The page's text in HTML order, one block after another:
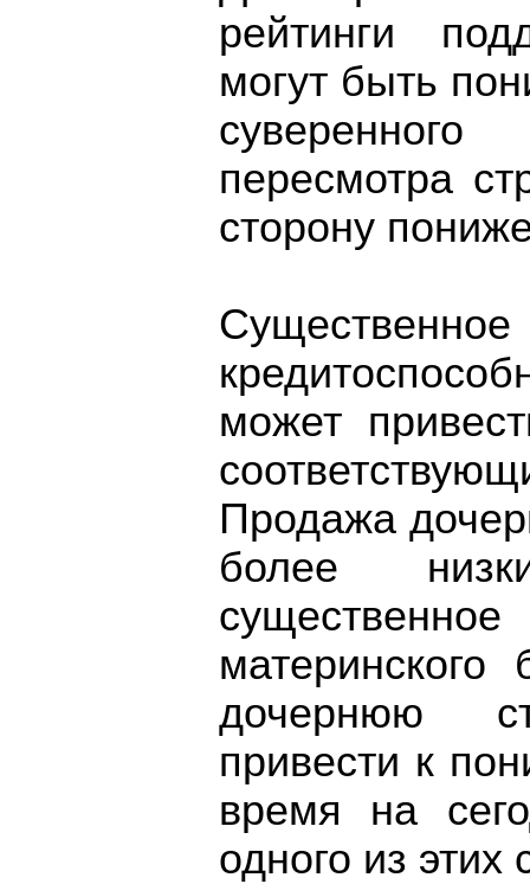
рейтинги
могут быть
пересмотра
сторону
может
Продажа
более
дочернюю
привести к
время на
одного из этих